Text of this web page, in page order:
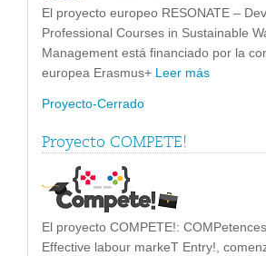
El proyecto europeo RESONATE –
Professional Courses in Sustainable
Management está financiado por la
europea Erasmus+ Leer más
Proyecto-Cerrado
Proyecto COMPETE!
El proyecto COMPETE!:
Effective labour markeT Entry!,